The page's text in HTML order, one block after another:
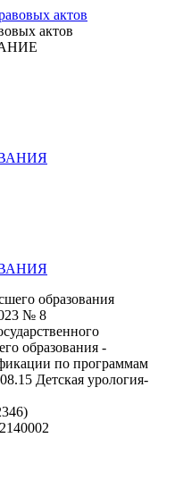
актов
образования
№ 8
образования -
по программам
Детская урология-